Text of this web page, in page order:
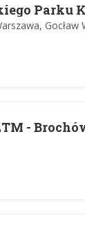
Parku
Gocław
-